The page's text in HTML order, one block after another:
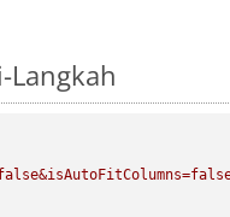
Langkah